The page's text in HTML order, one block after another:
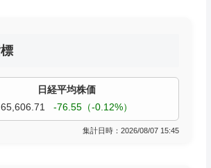
TOPIX
4,074.93
+19.08（+0.47%）
集計日時：2026/08/07 15:45